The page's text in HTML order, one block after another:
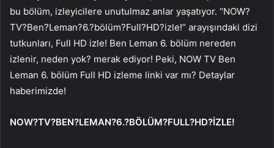
bu bölüm, izleyicilere unutulmaz anlar yaşatıyor. “NOW?
TV?Ben?Leman?6.?bölüm?Full?HD?izle!” arayışındaki dizi
tutkunları, Full HD izle! Ben Leman 6. bölüm nereden
izlenir, neden yok? merak ediyor! Peki, NOW TV Ben
Leman 6. bölüm Full HD izleme linki var mı? Detaylar
haberimizde!
NOW?TV?BEN?LEMAN?6.?BÖLÜM?FULL?HD?İZLE!